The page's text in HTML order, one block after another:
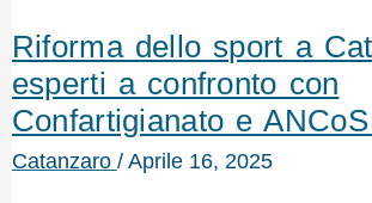
Riforma dello sport a
esperti a confronto con
Confartigianato e
Catanzaro / Aprile 16, 2025